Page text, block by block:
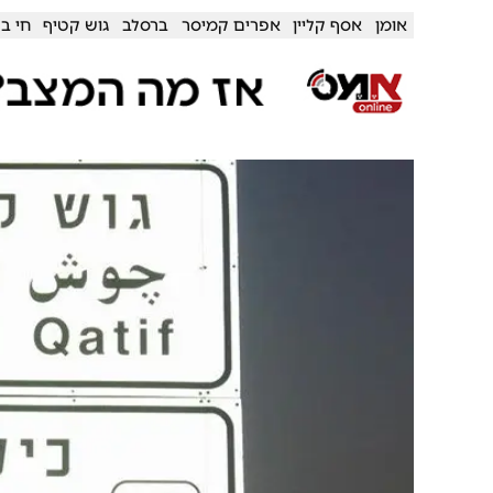
אומן אסף קליין אפרים קמיסר ברסלב גוש קטיף חי